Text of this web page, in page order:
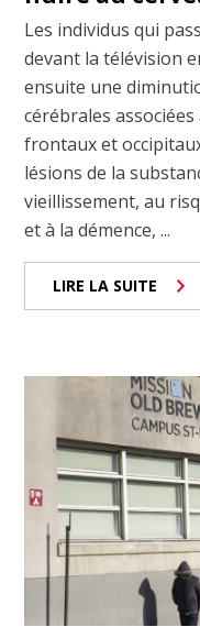
Les individus qui
devant la télévision
ensuite une
cérébrales
frontaux et
lésions de la
vieillissement, au
et à la démence, ...
LIRE LA SUITE